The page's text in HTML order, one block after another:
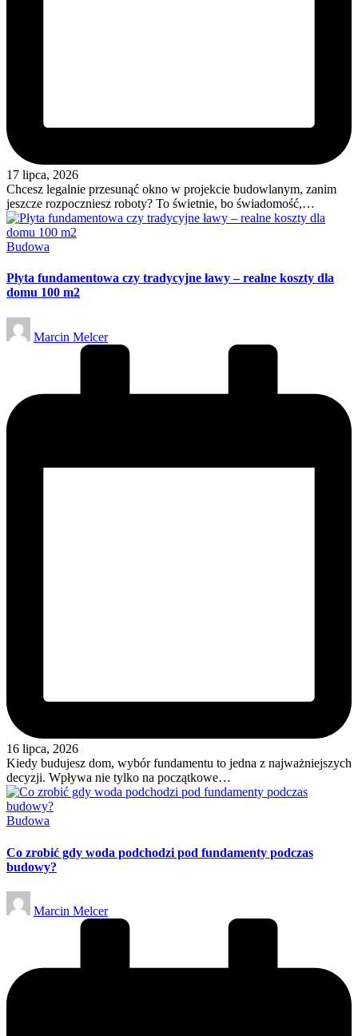
17 lipca, 2026
Chcesz legalnie przesunąć okno w projekcie budowlanym, zanim
jeszcze rozpoczniesz roboty? To świetnie, bo świadomość,…
Posted
Budowa
Płyta fundamentowa czy tradycyjne ławy – realne koszty dla
domu 100 m2
Posted
by
Marcin Melcer
16 lipca, 2026
Kiedy budujesz dom, wybór fundamentu to jedna z najważniejszych
decyzji. Wpływa nie tylko na początkowe…
Posted
Budowa
Co zrobić gdy woda podchodzi pod fundamenty podczas
budowy?
Posted
by
Marcin Melcer